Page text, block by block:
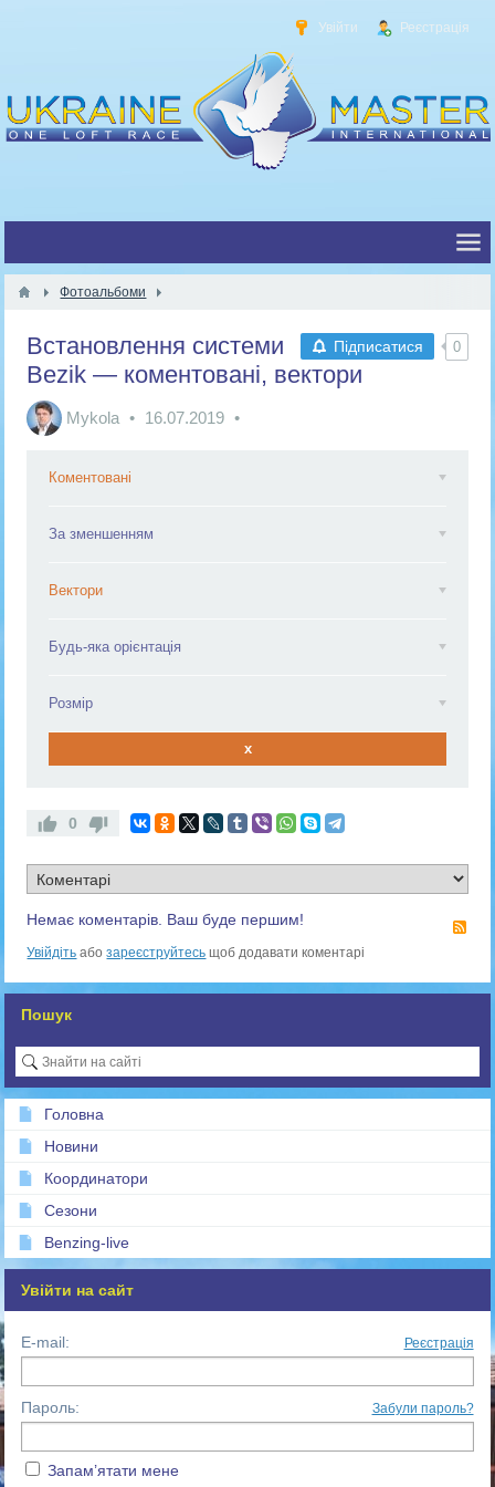
Увійти Реєстрація
Фотоальбоми
Підписатися 0
Встановлення системи
Bezik — коментовані, вектори
Mykola 16.07.2019
Коментовані
За зменшенням
Вектори
Будь-яка орієнтація
Розмір
x
0
Немає коментарів. Ваш буде першим!
Увійдіть абозареєструйтесь щоб додавати коментарі
Пошук
Головна
Новини
Координатори
Сезони
Benzing-live
Увійти на сайт
E-mail: Реєстрація
Пароль: Забули пароль?
Запам’ятати мене